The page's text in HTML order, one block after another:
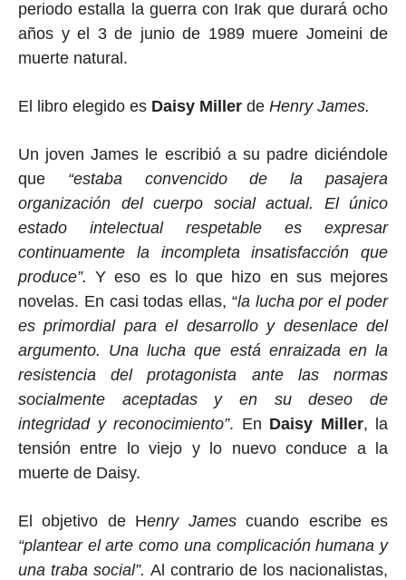
periodo estalla la guerra con Irak que durará ocho
años y el 3 de junio de 1989 muere Jomeini de
muerte natural.
El libro elegido es Daisy Miller de Henry James.
Un joven James le escribió a su padre diciéndole
que “estaba convencido de la pasajera
organización del cuerpo social actual. El único
estado intelectual respetable es expresar
continuamente la incompleta insatisfacción que
produce”. Y eso es lo que hizo en sus mejores
novelas. En casi todas ellas, “la lucha por el poder
es primordial para el desarrollo y desenlace del
argumento. Una lucha que está enraizada en la
resistencia del protagonista ante las normas
socialmente aceptadas y en su deseo de
integridad y reconocimiento”. En Daisy Miller, la
tensión entre lo viejo y lo nuevo conduce a la
muerte de Daisy.
El objetivo de Henry Jamescuando escribe es
“plantear el arte como una complicación humana y
una traba social”. Al contrario de los nacionalistas,